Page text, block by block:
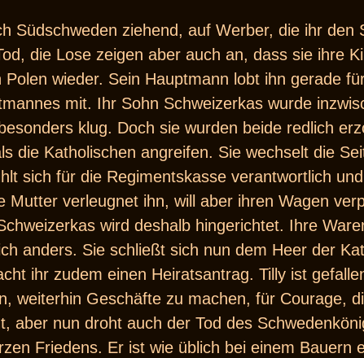
Südschweden ziehend, auf Werber, die ihr den
die Lose zeigen aber auch an, dass sie ihre
wieder. Sein Hauptmann lobt ihn gerade
mit. Ihr Sohn Schweizerkas wurde
klug. Doch sie wurden beide redlich
die Katholischen angreifen. Sie wechselt die
sich für die Regimentskasse verantwortlich
verleugnet ihn, will aber ihren Wagen
wird deshalb hingerichtet. Ihre
anders. Sie schließt sich nun dem Heer der
ihr zudem einen Heiratsantrag. Tilly ist
weiterhin Geschäfte zu machen, für Courage,
aber nun droht auch der Tod des
Friedens. Er ist wie üblich bei einem Bauern